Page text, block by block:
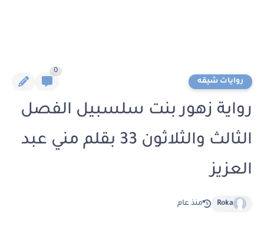
روايات شيقه
0
رواية زهور بنت سلسبيل الفصل
الثالث والثلاثون 33 بقلم مني عبد
العزيز
Roka منذ عام